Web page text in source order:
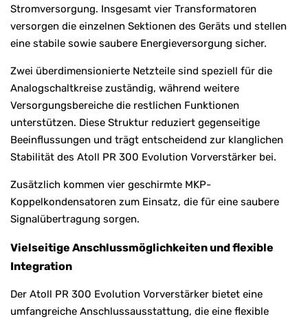
Stromversorgung. Insgesamt vier Transformatoren
versorgen die einzelnen Sektionen des Geräts und stellen
eine stabile sowie saubere Energieversorgung sicher.
Zwei überdimensionierte Netzteile sind speziell für die
Analogschaltkreise zuständig, während weitere
Versorgungsbereiche die restlichen Funktionen
unterstützen. Diese Struktur reduziert gegenseitige
Beeinflussungen und trägt entscheidend zur klanglichen
Stabilität des Atoll PR 300 Evolution Vorverstärker bei.
Zusätzlich kommen vier geschirmte MKP-
Koppelkondensatoren zum Einsatz, die für eine saubere
Signalübertragung sorgen.
Vielseitige Anschlussmöglichkeiten und flexible
Integration
Der Atoll PR 300 Evolution Vorverstärker bietet eine
umfangreiche Anschlussausstattung, die eine flexible